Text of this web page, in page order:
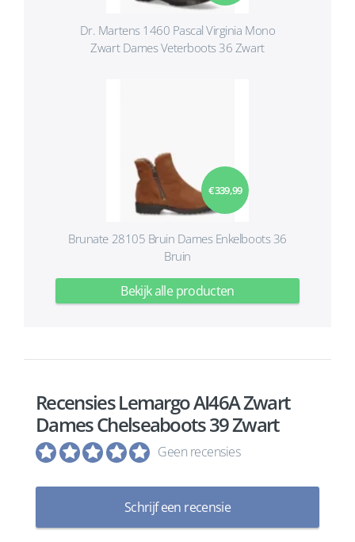
Dr. Martens 1460 Pascal Virginia Mono
Zwart Dames Veterboots 36 Zwart
€ 339,99
Brunate 28105 Bruin Dames Enkelboots 36
Bruin
Bekijk alle producten
Recensies Lemargo AI46A Zwart
Dames Chelseaboots 39 Zwart
Geen recensies
Schrijf een recensie